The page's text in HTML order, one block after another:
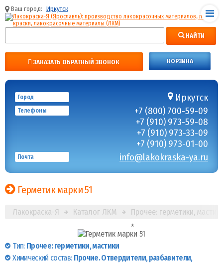
Ваш город: Иркутск
НАЙТИ
ЗАКАЗАТЬ ОБРАТНЫЙ ЗВОНОК КОРЗИНА
Город Иркутск
Телефоны
+7 (800) 700-59-09
+7 (910) 973-59-08
+7 (910) 973-33-09
+7 (910) 973-01-00
Почта info@lakokraska-ya.ru
Герметик марки 51
Лакокраска-Я Каталог ЛКМ Прочее: герметики,
Тип: Прочее: герметики, мастики
Химический состав: Прочие. Отвердители, разбавители,